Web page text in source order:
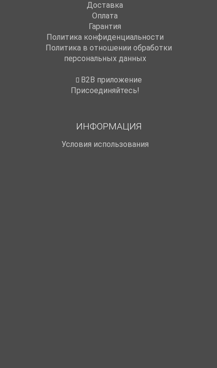
Доставка
Оплата
Гарантия
Политика конфиденциальности
Политика в отношении обработки
персональных данных
B2B приложение
Присоединяйтесь!
ИНФОРМАЦИЯ
Условия использования